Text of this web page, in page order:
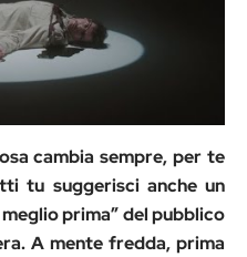
cambia sempre, per te
tu suggerisci anche un
prima” del pubblico
A mente fredda, prima